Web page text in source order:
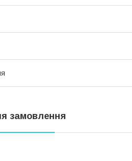
замовлення